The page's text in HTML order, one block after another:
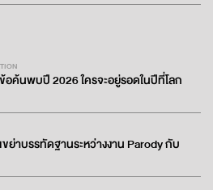
อค้นพบปี 2026 ใครจะอยู่รอดในปีที่โลก
ขย่าบรรทัดฐานระหว่างงาน Parody กับ